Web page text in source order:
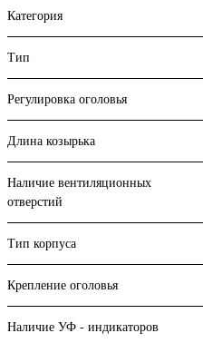
Категория
Тип
Регулировка оголовья
Длина козырька
Наличие вентиляционных
отверстий
Тип корпуса
Крепление оголовья
Наличие УФ - индикаторов